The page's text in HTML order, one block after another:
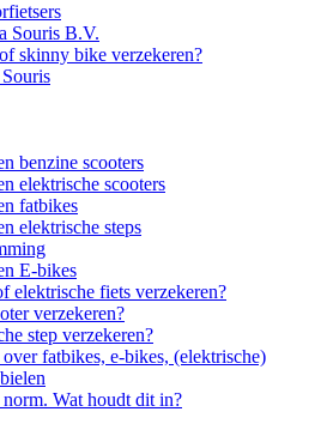
Souris B.V.
skinny bike verzekeren?
benzine scooters
elektrische scooters
fatbikes
elektrische steps
E-bikes
elektrische fiets verzekeren?
verzekeren?
step verzekeren?
fatbikes, e-bikes, (elektrische)
Wat houdt dit in?